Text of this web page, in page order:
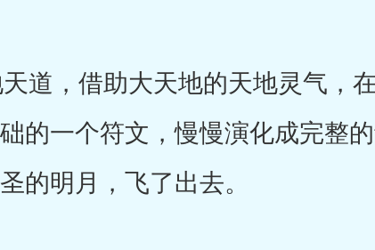
道，借助大天地的天地灵气，
的一个符文，慢慢演化成完整
的明月，飞了出去。